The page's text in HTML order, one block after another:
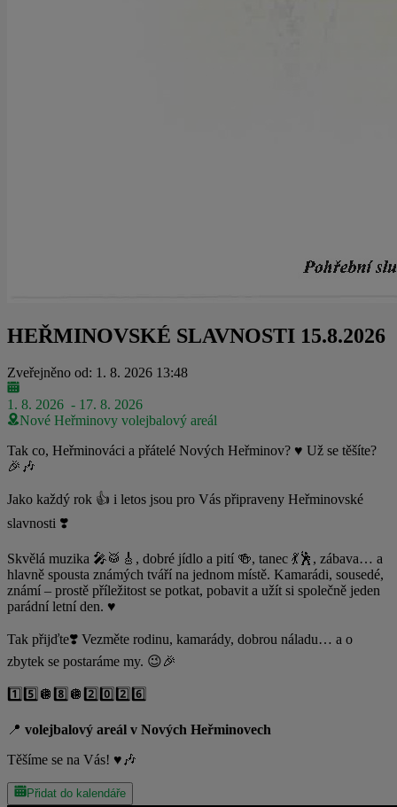
HEŘMINOVSKÉ SLAVNOSTI 15.8.2026
Zveřejněno od: 1. 8. 2026 13:48
1. 8. 2026 - 17. 8. 2026
Nové Heřminovy volejbalový areál
Tak co, Heřminováci a přátelé Nových Heřminov? ♥️ Už se těšíte?
🎉🎶
Jako každý rok 👍 i letos jsou pro Vás připraveny Heřminovské
slavnosti ❣️
Skvělá muzika 🎤🥁🎸, dobré jídlo a pití 🍻, tanec 💃🕺, zábava… a
hlavně spousta známých tváří na jednom místě. Kamarádi, sousedé,
známí – prostě příležitost se potkat, pobavit a užít si společně jeden
parádní letní den. ♥️
Tak přijďte❣️ Vezměte rodinu, kamarády, dobrou náladu… a o
zbytek se postaráme my. 😉🎉
1️⃣5️⃣🪩8️⃣🪩2️⃣0️⃣2️⃣6️⃣
📍 volejbalový areál v Nových Heřminovech
Těšíme se na Vás! ♥️🎶
Přidat do kalendáře